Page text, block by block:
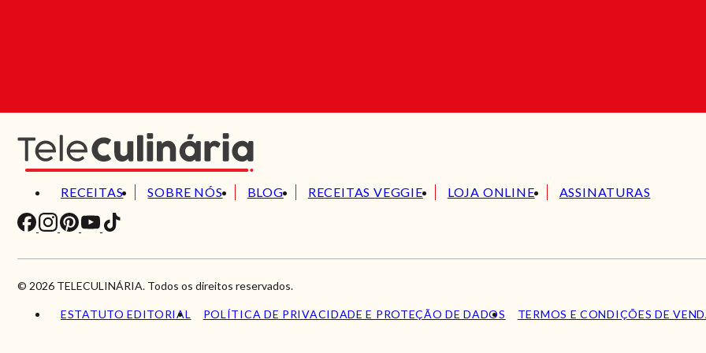
RECEITAS SOBRE NÓS BLOG RECEITAS VEGGIE LOJA ONLINE ASSINATURAS
© 2026 TELECULINÁRIA. Todos os direitos reservados.
ESTATUTO EDITORIAL POLÍTICA DE PRIVACIDADE E PROTEÇÃO DE DADOS TERMOS E CONDIÇÕES DE